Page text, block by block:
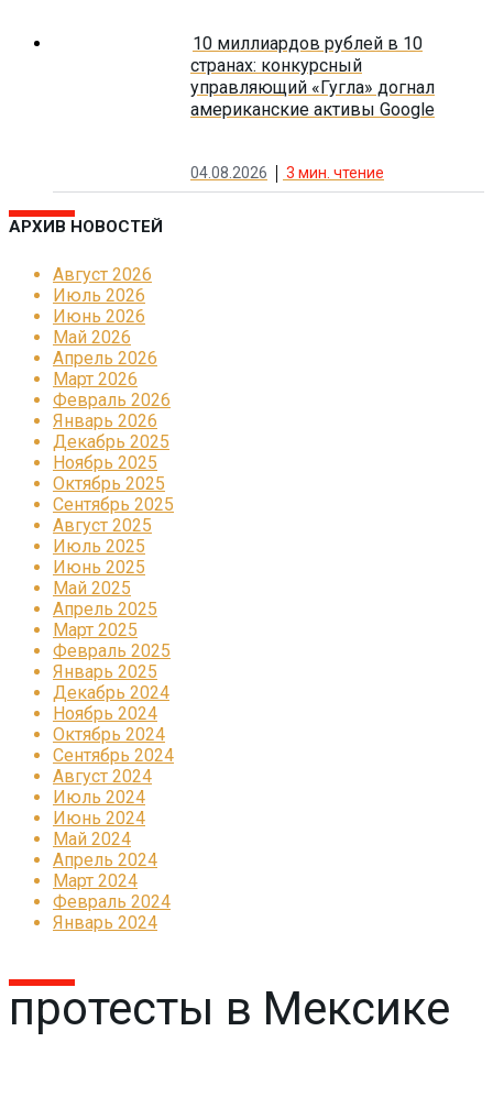
10 миллиардов рублей в 10
странах: конкурсный
управляющий «Гугла» догнал
американские активы Google
04.08.2026 3 мин. чтение
АРХИВ НОВОСТЕЙ
Август 2026
Июль 2026
Июнь 2026
Май 2026
Апрель 2026
Март 2026
Февраль 2026
Январь 2026
Декабрь 2025
Ноябрь 2025
Октябрь 2025
Сентябрь 2025
Август 2025
Июль 2025
Июнь 2025
Май 2025
Апрель 2025
Март 2025
Февраль 2025
Январь 2025
Декабрь 2024
Ноябрь 2024
Октябрь 2024
Сентябрь 2024
Август 2024
Июль 2024
Июнь 2024
Май 2024
Апрель 2024
Март 2024
Февраль 2024
Январь 2024
протесты в Мексике